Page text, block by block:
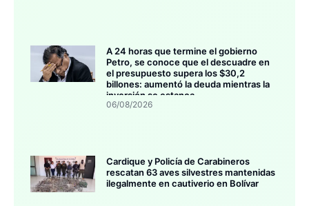
A 24 horas que termine el gobierno
Petro, se conoce que el descuadre en
el presupuesto supera los $30,2
billones: aumentó la deuda mientras la
inversión se estanca
06/08/2026
Cardique y Policía de Carabineros
rescatan 63 aves silvestres mantenidas
ilegalmente en cautiverio en Bolívar